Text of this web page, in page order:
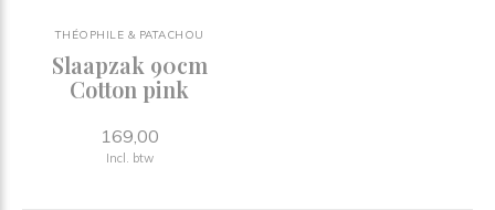
THÉOPHILE & PATACHOU
Slaapzak 90cm
Cotton pink
169,00
Incl. btw